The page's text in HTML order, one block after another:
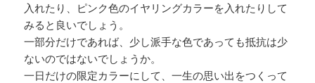
入れたり、ピンク色のイヤリングカラーを入れたりして
みると良いでしょう。
一部分だけであれば、少し派手な色であっても抵抗は少
ないのではないでしょうか。
一日だけの限定カラーにして、一生の思い出をつくって